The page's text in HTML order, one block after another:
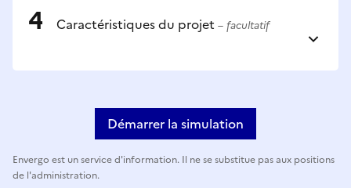
Caractéristiques du projet – facultatif
Démarrer la simulation
Envergo est un service d'information. Il ne se substitue pas aux positions
de l'administration.